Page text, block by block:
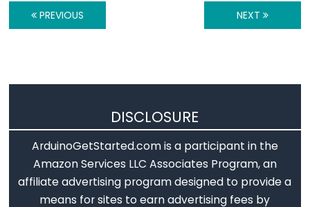
String.charAt()
String.compareTo()
String.equalsIgnoreCase()
String.getBytes()
String.indexOf()
String.lastIndexOf()
String.length()
PREVIOUS NEXT
DISCLOSURE
ArduinoGetStarted.com is a participant in the
Amazon Services LLC Associates Program, an
affiliate advertising program designed to provide a
means for sites to earn advertising fees by